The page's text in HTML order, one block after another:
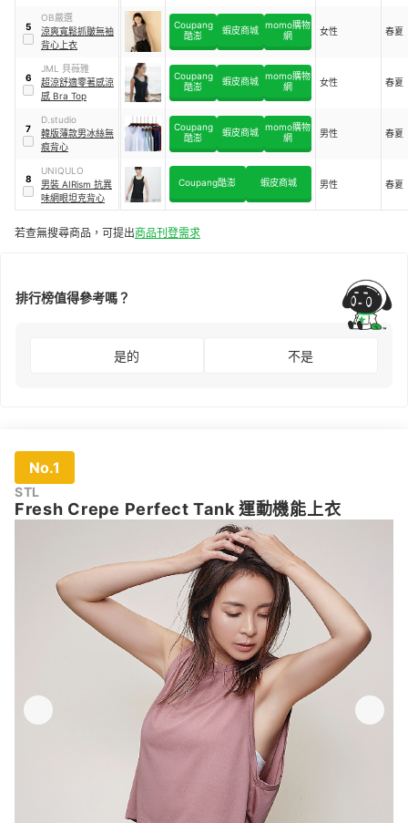
5
OB嚴選
涼爽寬鬆抓皺無袖
背心上衣
Coupang
酷澎
蝦皮商城 momo購物
網
女性 春夏
6
JML 貝薇雅
超涼舒適零著感涼
感 Bra Top
Coupang
酷澎
蝦皮商城 momo購物
網
女性 春夏
7
D.studio
韓版薄款男冰絲無
痕背心
Coupang
酷澎
蝦皮商城 momo購物
網
男性 春夏
8
UNIQULO
男裝 AIRism 抗異
味網眼坦克背心
Coupang酷澎 蝦皮商城 男性 春夏
若查無搜尋商品，可提出商品刊登需求
排行榜值得參考嗎？
是的 不是
No.1
STL
Fresh Crepe Perfect Tank 運動機能上衣